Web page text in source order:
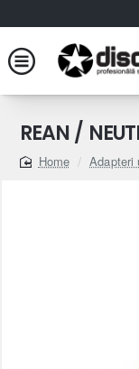
REAN /
home
Adapteri